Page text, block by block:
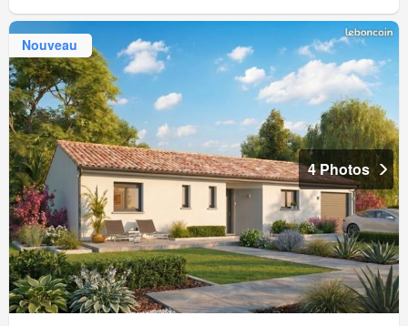
Nouveau
4 Photos